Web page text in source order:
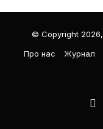
c
© Copyright
Про нас
Журнал